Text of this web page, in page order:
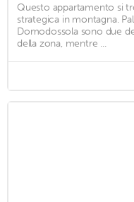
Questo appartamento si
strategica in montagna.
Domodossola sono due
della zona, mentre ...